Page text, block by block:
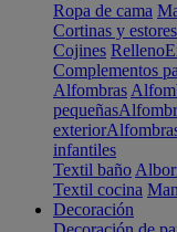
Ropa de cama
Cortinas y estores
Cojines Relleno
Complementos
Alfombras
pequeñas
exterior
infantiles
Textil baño
Textil cocina
Decoración